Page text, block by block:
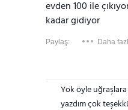
evden 100 ile
kadar gidiyor
Paylaş: Daha
Yok öyle
yazdım çok